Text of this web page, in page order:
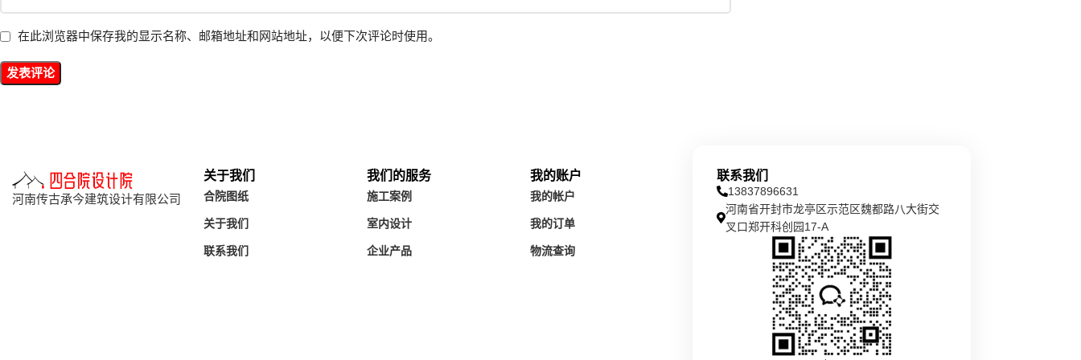
在此浏览器中保存我的显示名称、邮箱地址和网站地址，以便下次评论时使用。
河南传古承今建筑设计有限公司
关于我们
合院图纸
关于我们
联系我们
我们的服务
施工案例
室内设计
企业产品
我的账户
我的帐户
我的订单
物流查询
联系我们
13837896631
河南省开封市龙亭区示范区魏都路八大街交
叉口郑开科创园17-A